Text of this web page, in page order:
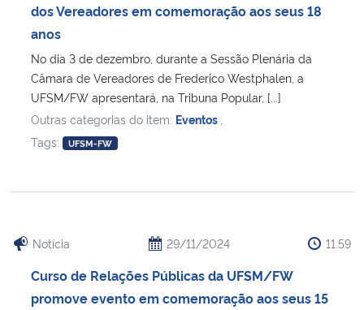
dos Vereadores em comemoração aos seus 18
anos
No dia 3 de dezembro, durante a Sessão Plenária da
Câmara de Vereadores de Frederico Westphalen, a
UFSM/FW apresentará, na Tribuna Popular, [...]
Outras categorias do item: Eventos
Tags:
UFSM-FW
Notícia 29/11/2024 11:59
Curso de Relações Públicas da UFSM/FW
promove evento em comemoração aos seus 15